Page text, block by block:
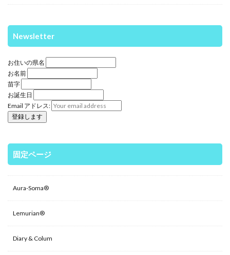
Newsletter
お住いの県名
お名前
苗字
お誕生日
Email アドレス:
固定ページ
Aura-Soma®
Lemurian®
Diary & Colum